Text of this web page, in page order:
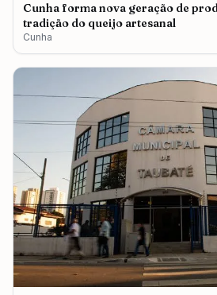
Cunha forma nova geração de
tradição do queijo artesanal
Cunha